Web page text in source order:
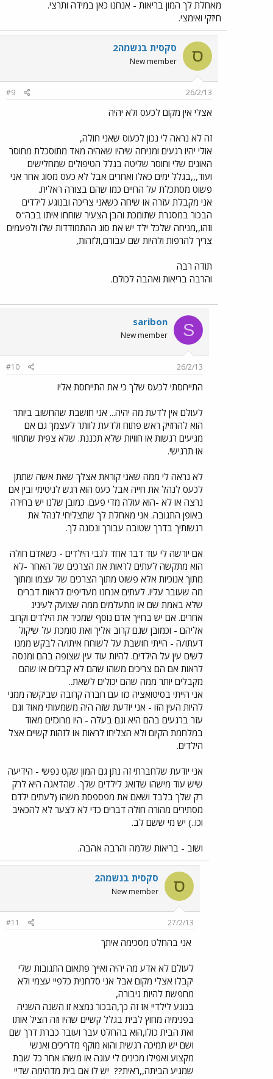
מאחלת לך המון בריאות - אנחנו כאן במידה ותרצי.
חיזקי ואימצי.
ס סקסית בנשמה2
New member
26/2/13
#9
אצלי אין מקום לכעס ולא יהיה
זה לא נראה לי נכון לכעוס שאני חולה,
אולי יהיו רגעים ומניחה שיהיו שאהיה מאד מתוסכלת מחוסר
האונים שלי וחוסר שליטה בגלל הטיפולים שמחלישים
ועוד,,,בגלל ימים כאלו ואחרים אבל לא כעס מסוג אחר אני
פשוט מסתכלת על החיים כמו שהם בצורה ראלית.
אני מקבלת עזרה או שיחה כשאני צריכה ובנוגע לילדים
הבכור במסגרת שתומכת והבן הצעיר שוחחו איתו בבה"ס
וזהו,,מניחה שלכל ילד יש את סוג ההתמודדות שלו ולפעמים
צריך להרפות ולהיות שם עבורם,ולזהות,
תודה רבה
והרבה בריאות ואהבה לכולם.
S
saribon
New member
26/2/13
#10
התייחסתי לכעס שלך כי את התייחסת אליו
לעולם אין לדעת מה יהיה... אני חושבת שהחשוב ביותר
הוא להחזיק ראש פתוח ולדעת לוותר לעצמך גם אם
מגיעים רגשות או חוויות שלא תכננת. שלא צפית שתחווי
או תרגישי.
לא נראה לי ממה שאני קוראת אצלך שאת אשה שתתן
לכעס לנהל את חייה אבל כעס הוא רגש לגיטימי ובין אם
נרצה או לא -הוא עולה מדי פעם. כמובן שלנו יש בחירה
באופן התגובה. אני מאחלת לך שתצליחי לנהל את
רגשותיך בדרך שטובה עבורך ונכונה לך.
אם יורשה לי עוד דבר אחד לגבי הילדים - כשאדם חולה
הוא מתקשה לעתים לראות את הצרכים של האחר -לא
מתוך אנוכיות אלא פשוט מתוך הצרכים של עצמו ומתוך
מה שעובר עליו. לעתים אנחנו מעדיפים לראות דברים
שלא באמת שם או מתעלמים ממה שצועק לעינינ
אחרים. אם יש בחייך אדם נוסף שמכיר את הילדים וקרוב
אליהם - וכמובן שגם קרוב אליך ואת סומכת על שיקול
דעתו/ה - הייתי חושבת על לשוחח איתו/ה לבקש ממנו
לשים עין על הילדים. להיות עוד עין שצופה בהם ומנסה
לראות אם הם צריכים משהו שהם לא קבלים או שהם
מקבלים יותר ממה שהם יכולים לשאת..
אני הייתי בסיטואציה כזו עם חברה קרובה שביקשה ממני
להיות העין הזו - אני יודעת שזה היה משמעותי מאוד וגם
עזר ברגעים בהם היא וגם בעלה - היו מרוכזים מאוד
במלחמת הקיום ולא הצליחו לראות או לזהות קשיים אצל
הילדים.
אני יודעת שלחברתי זה נתן גם המון שקט נפשי - הידיעה
שיש עוד מישהו שדואג לילדים שלך. שהדאגה היא לרק
רק שלך בלבד ושאם את מפספסת משהו (לעתים ילדם
מסתירים מהורה חולה דברים כדי לא לצער לא להכאיב
וכו..) יש מי ששם לב.
ושוב - בריאות שלמה והרבה אהבה.
ס סקסית בנשמה2
New member
27/2/13
#11
אני בהחלט מסכימה איתך
לעולם לא אדע מה יהיה ואייך פתאום התגובות שלי
יקבלו אצלי מקום אבל אני סלחנית כלפיי עצמי ולא
מחפשת להיות גיבורה,
בנוגע לילדיי אז זה כך,הבכור נמצא זו השנה השניה
בפנימיה מחוץ לבית בגלל קשיים שהיו וזה הציל אותו
ואת הבית כולו,הוא בהחלט עבר ועובר כברת דרך שם
ושם יש תמיכה רגשית והוא מוקף מדריכים ואנשי
מקצוע ואפילו מכינים לי עוגה או משהו אחר כל שבת
שמגיע הביתה,,ראית?? יש לו אם בית מדהימה שדיי